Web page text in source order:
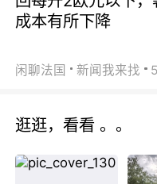
成本有所下降
闲聊法国 新闻我来找
逛逛，看看 。。